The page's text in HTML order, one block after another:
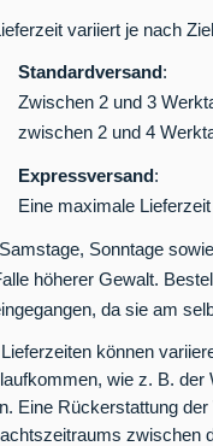
variiert je nach
Standardversand :
Zwischen 2 und 3
zwischen 2 und 4
Expressversand :
Eine maximale
Sonntage
höherer Gewalt.
da sie am
können
wie z. B. der
Eine Rückerstattung
zwischen